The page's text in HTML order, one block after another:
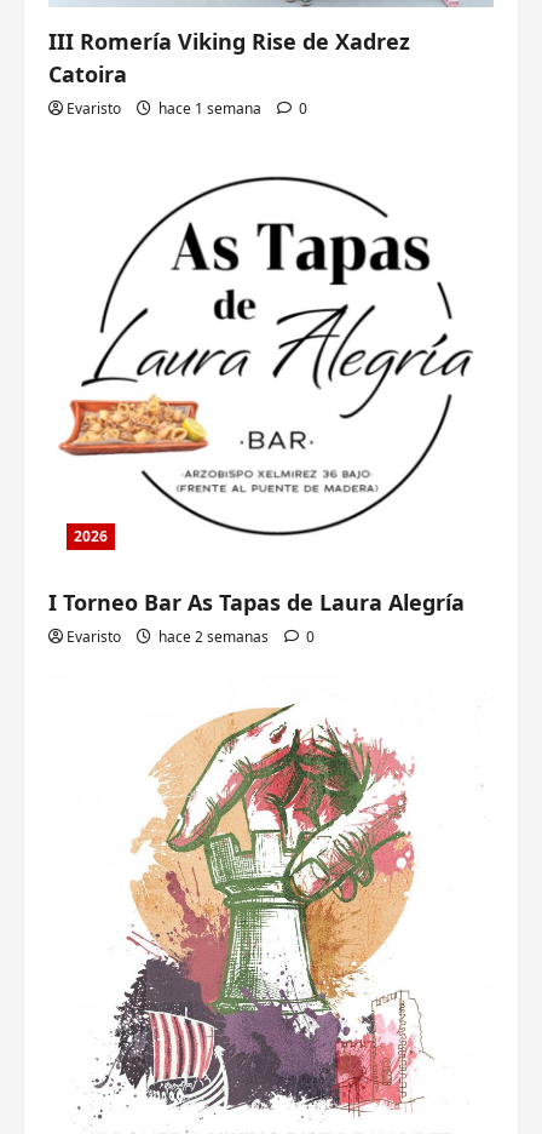
III Romería Viking Rise de Xadrez
Catoira
Evaristo hace 1 semana 0
2026
I Torneo Bar As Tapas de Laura Alegría
Evaristo hace 2 semanas 0